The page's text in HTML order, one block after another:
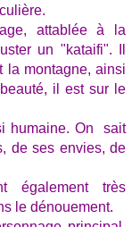
attablée à la
un "kataifi". Il
la montagne, ainsi
il est sur le
humaine. On sait
de ses envies, de
également très
le dénouement.